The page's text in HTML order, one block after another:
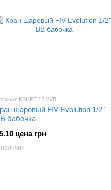
KSHFE 12 VVB
шаровый FIV Evolution 1/2"
бабочка
цена грн
наличии